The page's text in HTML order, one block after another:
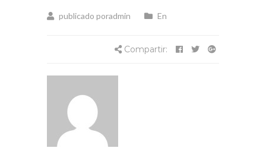
publicado poradmin En
Compartir: